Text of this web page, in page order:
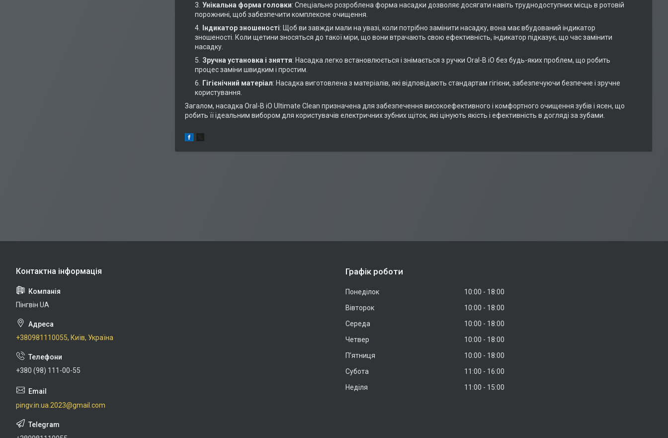
Унікальна форма головки: Спеціально розроблена форма насадки дозволяє досягати навіть труднодоступних місць в ротовій
порожнині, щоб забезпечити комплексне очищення.
Індикатор зношеності: Щоб ви завжди мали на увазі, коли потрібно замінити насадку, вона має вбудований індикатор
зношеності. Коли щетини зносяться до такої міри, що вони втрачають свою ефективність, індикатор підказує, що час замінити
насадку.
Зручна установка і зняття: Насадка легко встановлюється і знімається з ручки Oral-B iO без будь-яких проблем, що робить
процес заміни швидким і простим.
Гігієнічний матеріал: Насадка виготовлена з матеріалів, які відповідають стандартам гігієни, забезпечуючи безпечне і зручне
користування.
Загалом, насадка Oral-B iO Ultimate Clean призначена для забезпечення високоефективного і комфортного очищення зубів і ясен, що
робить її ідеальним вибором для користувачів електричних зубних щіток, які цінують якість і ефективність в догляді за зубами.
Пінгвін UA
+380981110055, Київ, Україна
+380 (98) 111-00-55
pingv.in.ua.2023@gmail.com
Графік роботи
Понеділок 10:00
18:00
Вівторок
10:00
18:00
Середа
10:00
18:00
Четвер
10:00
18:00
Пʼятниця
10:00
18:00
Субота
11:00
16:00
Неділя
11:00 15:00